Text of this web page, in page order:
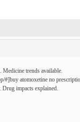
Medicine trends available.
#]buy atomoxetine no
Drug impacts explained.